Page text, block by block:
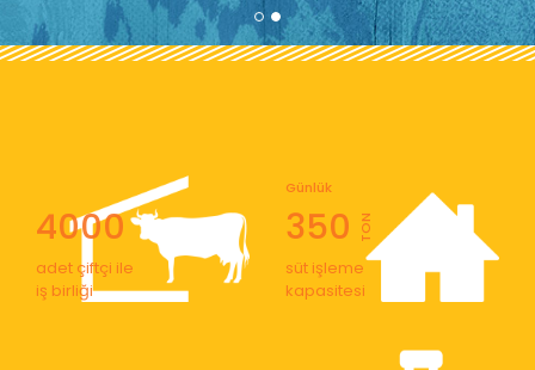
4000
adet çiftçi ile
iş birliği
350
Günlük
TON
süt işleme
kapasitesi